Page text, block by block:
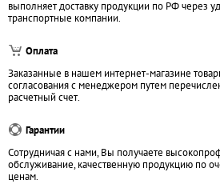
выполняет доставку продукции по РФ через
транспортные компании.
Оплата
Заказанные в нашем интернет-магазине
согласования с менеджером путем
расчетный счет.
Гарантии
Сотрудничая с нами, Вы получаете
обслуживание, качественную продукцию по
ценам.